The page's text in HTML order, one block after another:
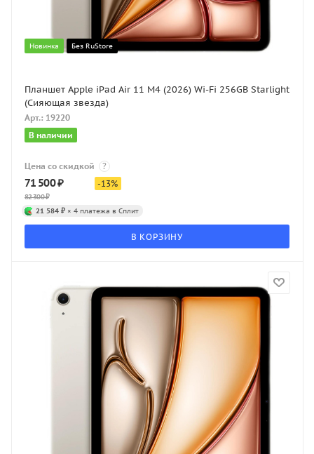
Новинка Без RuStore
Планшет Apple iPad Air 11 M4 (2026) Wi-Fi 256GB Starlight
(Сияющая звезда)
Арт.: 19220
В наличии
Цена со скидкой ?
71 500₽
82 300₽
-13%
21 584 ₽ × 4 платежа в Сплит
В КОРЗИНУ